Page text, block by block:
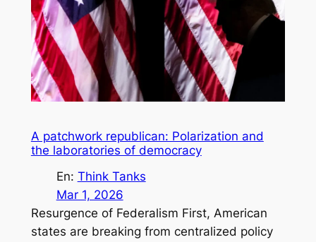
A patchwork republican: Polarization and
the laboratories of democracy
En: Think Tanks
Mar 1, 2026
Resurgence of Federalism First, American
states are breaking from centralized policy